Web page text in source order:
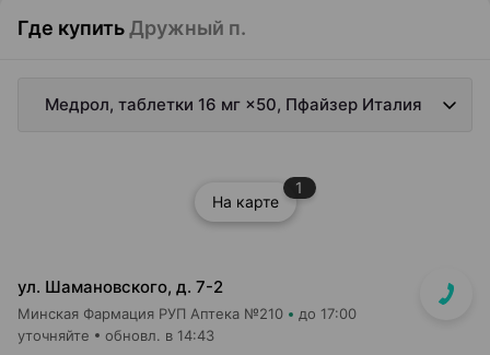
Где купитьДружный п.
Медрол, таблетки 16 мг ×50, Пфайзер Италия
На карте
1
ул. Шамановского, д. 7-2
Минская Фармация РУП Аптека №210 до 17:00
уточняйте обновл. в 14:43